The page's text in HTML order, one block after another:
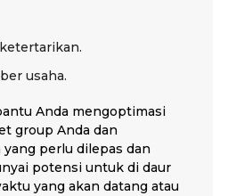
usaha.
Anda mengoptimasi
group Anda dan
perlu dilepas dan
potensi untuk di daur
yang akan datang atau